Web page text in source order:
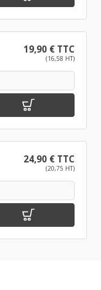
19,90 € TTC
(16,58 HT)
24,90 € TTC
(20,75 HT)